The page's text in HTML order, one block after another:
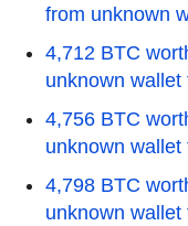
from unknown
4,712 BTC
unknown
4,756 BTC
unknown
4,798 BTC
unknown